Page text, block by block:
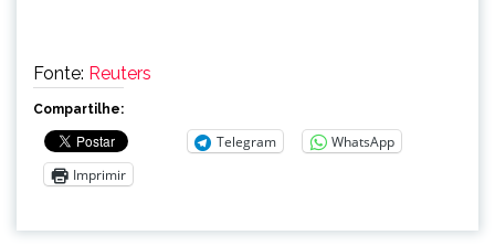
Fonte: Reuters
Compartilhe:
Telegram
WhatsApp
Imprimir